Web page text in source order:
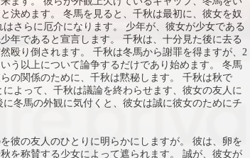
決めます。 冬馬を見ると、千秋は最初に、彼女を奴
さらに厄介になります。 少年が、彼女が少女である
年であると宣言します。 千秋は、十分見た後に去る
殴り倒されます。 千秋は冬馬から謝罪を得ますが、2
う以上について論争するだけであり始めます。 冬馬
の関係のために、千秋は黙秘します。 千秋は秋で
よって、千秋は議論を終わらせます、彼女の友人に
冬馬の外観に気付くと、彼女は誠に彼女のためにチ
彼の友人のひとりに明らかにしますが。 彼は、卵を
を称賛する少女によって遮られます。 誠が、彼女が